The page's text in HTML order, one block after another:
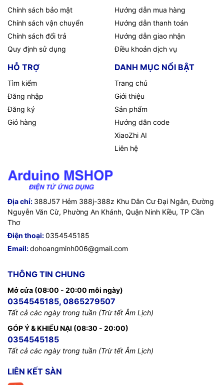
Chính sách bảo mật
Chính sách vận chuyển
Chính sách đổi trả
Quy định sử dụng
Hướng dẫn mua hàng
Hướng dẫn thanh toán
Hướng dẫn giao nhận
Điều khoản dịch vụ
HỖ TRỢ
Tìm kiếm
Đăng nhập
Đăng ký
Giỏ hàng
DANH MỤC NỔI BẬT
Trang chủ
Giới thiệu
Sản phẩm
Hướng dẫn code
XiaoZhi AI
Liên hệ
Địa chỉ: 388J57 Hẻm 388j-388z Khu Dân Cư Đại Ngân, Đường
Nguyễn Văn Cừ, Phường An Khánh, Quận Ninh Kiều, TP Cần
Thơ
Điện thoại:0354545185
Email:dohoangminh006@gmail.com
THÔNG TIN CHUNG
Mở cửa (08:00 - 20:00 mỗi ngày)
0354545185, 0865279507
Tất cả các ngày trong tuần (Trừ tết Âm Lịch)
GÓP Ý & KHIẾU NẠI (08:30 - 20:00)
0354545185
Tất cả các ngày trong tuần (Trừ tết Âm Lịch)
LIÊN KẾT SÀN